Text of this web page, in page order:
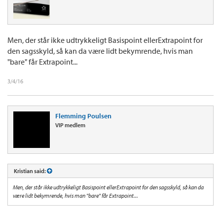
Men, der står ikke udtrykkeligt Basispoint ellerExtrapoint for
den sagsskyld, så kan da være lidt bekymrende, hvis man
"bare" får Extrapoint...
3/4/16
Flemming Poulsen
VIP medlem
Kristian said:
Men, der står ikke udtrykkeligt Basispoint ellerExtrapoint for den sagsskyld, så kan da
være lidt bekymrende, hvis man "bare" får Extrapoint...